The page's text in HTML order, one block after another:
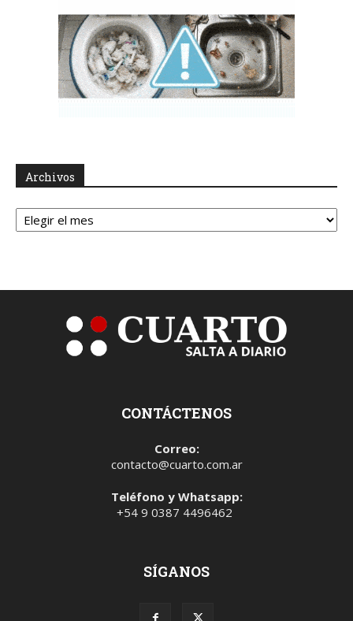
Archivos
Archivos
CONTÁCTENOS
Correo:
contacto@cuarto.com.ar
Teléfono y Whatsapp:
+54 9 0387 4496462
SÍGANOS